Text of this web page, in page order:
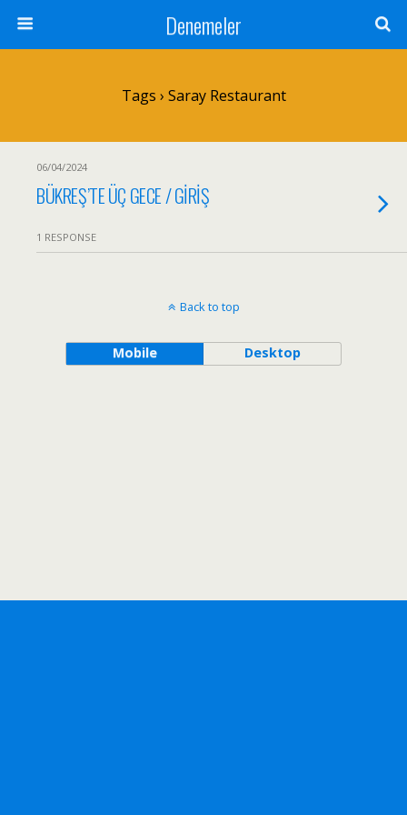
Denemeler
Tags › Saray Restaurant
06/04/2024
BÜKREŞ’TE ÜÇ GECE / GİRİŞ
1 RESPONSE
Back to top
Mobile Desktop